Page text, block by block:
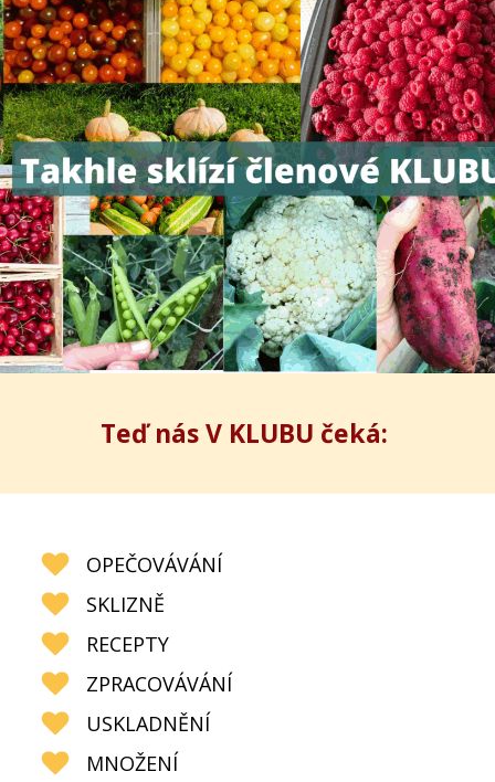
Teď nás V KLUBU čeká:
OPEČOVÁVÁNÍ
SKLIZNĚ
RECEPTY
ZPRACOVÁVÁNÍ
USKLADNĚNÍ
MNOŽENÍ